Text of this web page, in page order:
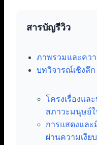
สารบัญรีวิว
ภาพรวมและคว
บทวิจารณ์เชิงลึก
โครงเรื่องแล
สภาวะมนุษย์
การแสดงและ
ผ่านความเงียบ